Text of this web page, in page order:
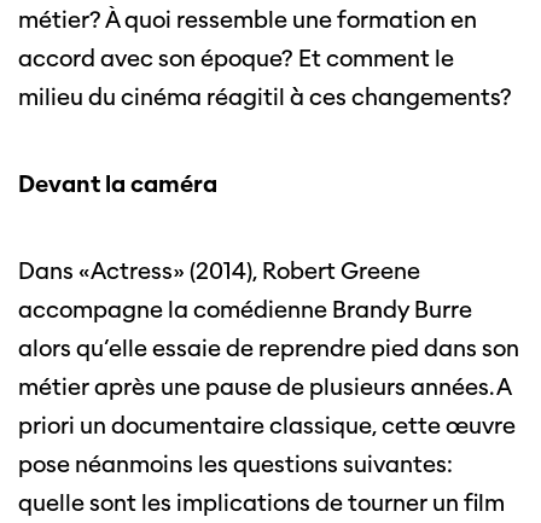
métier? À quoi ressemble une formation en
accord avec son époque? Et comment le
milieu du cinéma réagitil à ces changements?
Devant la caméra
Dans «Actress» (2014), Robert Greene
accompagne la comédienne Brandy Burre
alors qu’elle essaie de reprendre pied dans son
métier après une pause de plusieurs années. A
priori un documentaire classique, cette œuvre
pose néanmoins les questions suivantes:
quelle sont les implications de tourner un film